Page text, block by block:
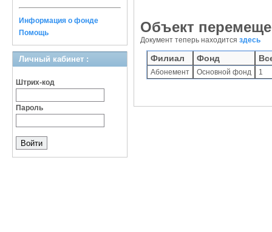
Информация о фонде
Помощь
Личный кабинет :
Штрих-код
Пароль
Объект
Документ теперь находится здесь
Филиал Фонд
Абонемент Основной фонд 1